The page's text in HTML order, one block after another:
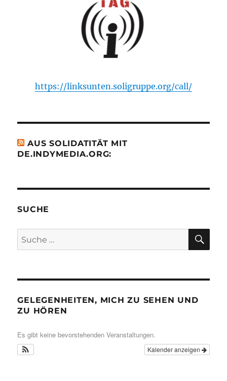
https://linksunten.soligruppe.org/call/
AUS SOLIDATITÄT MIT
DE.INDYMEDIA.ORG:
SUCHE
Suche
nach:
GELEGENHEITEN, MICH ZU SEHEN UND
ZU HÖREN
Es gibt keine bevorstehenden Veranstaltungen.
Kalender anzeigen